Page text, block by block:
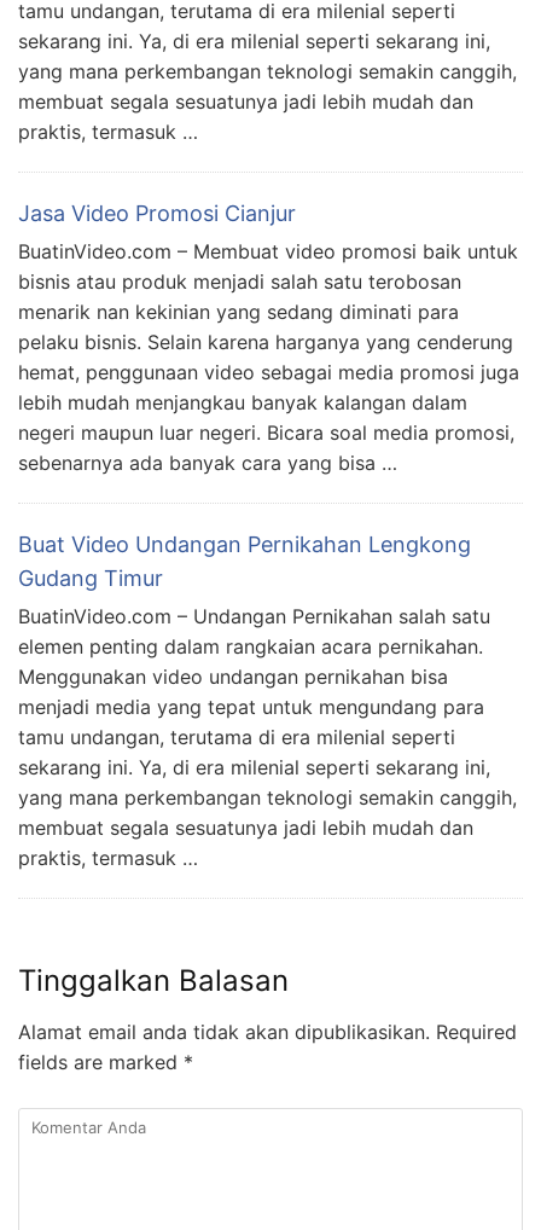
tamu undangan, terutama di era milenial seperti
sekarang ini. Ya, di era milenial seperti sekarang ini,
yang mana perkembangan teknologi semakin canggih,
membuat segala sesuatunya jadi lebih mudah dan
praktis, termasuk …
Jasa Video Promosi Cianjur
BuatinVideo.com – Membuat video promosi baik untuk
bisnis atau produk menjadi salah satu terobosan
menarik nan kekinian yang sedang diminati para
pelaku bisnis. Selain karena harganya yang cenderung
hemat, penggunaan video sebagai media promosi juga
lebih mudah menjangkau banyak kalangan dalam
negeri maupun luar negeri. Bicara soal media promosi,
sebenarnya ada banyak cara yang bisa …
Buat Video Undangan Pernikahan Lengkong
Gudang Timur
BuatinVideo.com – Undangan Pernikahan salah satu
elemen penting dalam rangkaian acara pernikahan.
Menggunakan video undangan pernikahan bisa
menjadi media yang tepat untuk mengundang para
tamu undangan, terutama di era milenial seperti
sekarang ini. Ya, di era milenial seperti sekarang ini,
yang mana perkembangan teknologi semakin canggih,
membuat segala sesuatunya jadi lebih mudah dan
praktis, termasuk …
Tinggalkan Balasan
Alamat email anda tidak akan dipublikasikan. Required
fields are marked *